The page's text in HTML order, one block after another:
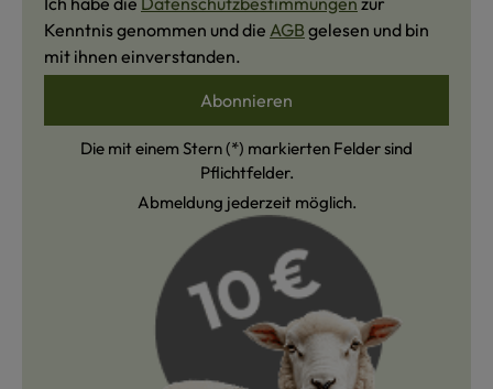
Kenntnis genommen und die AGB gelesen und bin
mit ihnen einverstanden.
Abonnieren
Die mit einem Stern (*) markierten Felder sind
Pflichtfelder.
Abmeldung jederzeit möglich.